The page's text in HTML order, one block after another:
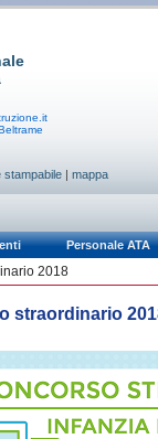
stampabile |mappa
Personale ATA
2018
straordinario